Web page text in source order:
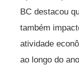
BC destacou
também
atividade
ao longo do